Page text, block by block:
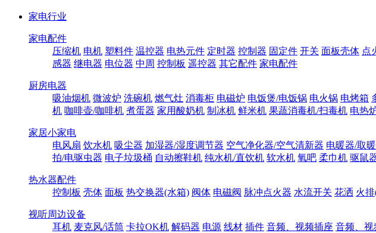
家电行业
家电配件
压缩机 电机 塑料件 温控器 电热元件 定时器 控制器 固定件 开关 面板壳体 点
感器 继电器 电位器 中周 控制板 遥控器 其它配件 家电配件
厨房电器
吸油烟机 微波炉 洗碗机 燃气灶 消毒柜 电磁炉 电饭煲/电饭锅 电火锅 电烤箱
机 咖啡壶/咖啡机 煮蛋器 家用酸奶机 制冰机 鲜米机 果蔬消毒机/扫毒机 电热
家居小家电
电风扇 饮水机 吸尘器 加湿器/湿度调节器 空气净化器/空气清新器 电暖器/取
拍/电驱虫器 电子垃圾桶 自动擦鞋机 纯水机/直饮机 软水机 氧吧 柔巾机 驱鼠
热水器配件
控制板 壳体 面板 热交换器(水箱) 阀体 电磁阀 脉冲点火器 水流开关 花洒 火
视听周边设备
耳机 麦克风/话筒 卡拉OK机 解码器 电源 线材 插件 音频、视频插座 音频、视